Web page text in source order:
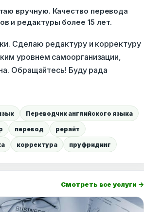
вручную. Качество перевода
и редактуры более 15 лет.
Сделаю редактуру и корректуру
уровнем самоорганизации,
Обращайтесь! Буду рада
Переводчик английского языка
перевод рерайт
корректура пруфридинг
Смотреть все услуги →